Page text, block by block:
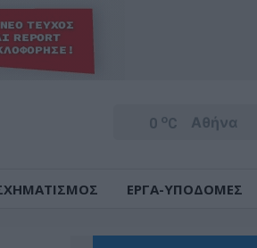
0 oC
ΕΡΓΑ-ΥΠΟΔΟΜΕΣ